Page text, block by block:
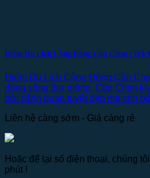
Điểm Du Lịch Cộng Đồng Cồn Chim ( Trà
Điểm Du Lịch Cộng Đồng Cồn
dòng sông thơ mộng, Cồn Chim
bởi cảnh quan tuyệt đẹp mà còn
Liên hệ càng sớm - Giá càng rẻ
Hoặc để lại số điện thoại, chúng
phút !